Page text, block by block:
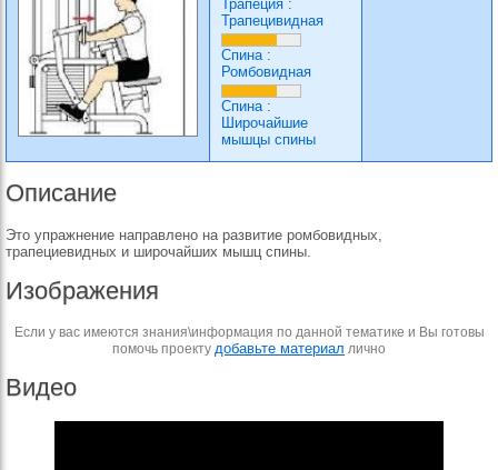
Трапеция :
Трапецивидная
Спина:
Ромбовидная
Спина:
Широчайшие
мышцы спины
Описание
Это упражнение направлено на развитие ромбовидных,
трапециевидных и широчайших мышц спины.
Изображения
Если у вас имеются знания\информация по данной тематике и Вы готовы
помочь проекту добавьте материал лично
Видео